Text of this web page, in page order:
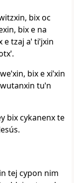
bix oc
bix e na
tzaj aˈ tiˈjxin
bix e xiˈxin
tuˈn
bix cykanenx te
tej cypon nim